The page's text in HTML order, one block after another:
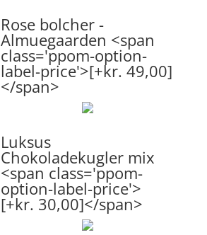
Rose bolcher -
Almuegaarden <span
class='ppom-option-
label-price'>[+kr. 49,00]
</span>
Luksus
Chokoladekugler mix
<span class='ppom-
option-label-price'>
[+kr. 30,00]</span>